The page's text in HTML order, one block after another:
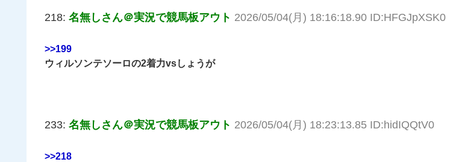
218: 名無しさん＠実況で競馬板アウト 2026/05/04(月) 18:16:18.90 ID:HFGJpXSK0
>>199
ウィルソンテソーロの2着力vsしょうが
233: 名無しさん＠実況で競馬板アウト 2026/05/04(月) 18:23:13.85 ID:hidIQQtV0
>>218